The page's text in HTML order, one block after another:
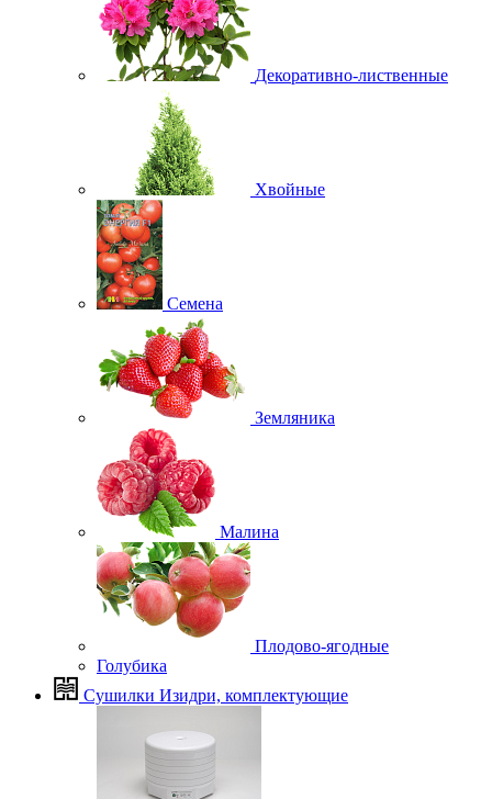
Декоративно-лиственные
Хвойные
Семена
Земляника
Малина
Плодово-ягодные
Голубика
Сушилки Изидри, комплектующие